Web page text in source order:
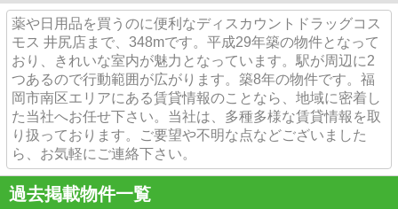
薬や日用品を買うのに便利なディスカウントドラッグコス
モス 井尻店まで、348mです。平成29年築の物件となって
おり、きれいな室内が魅力となっています。駅が周辺に2
つあるので行動範囲が広がります。築8年の物件です。福
岡市南区エリアにある賃貸情報のことなら、地域に密着し
た当社へお任せ下さい。当社は、多種多様な賃貸情報を取
り扱っております。ご要望や不明な点などございました
ら、お気軽にご連絡下さい。
過去掲載物件一覧